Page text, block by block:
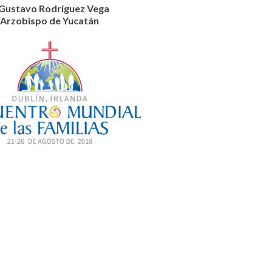
Rodríguez Vega
Arzobispo de Yucatán